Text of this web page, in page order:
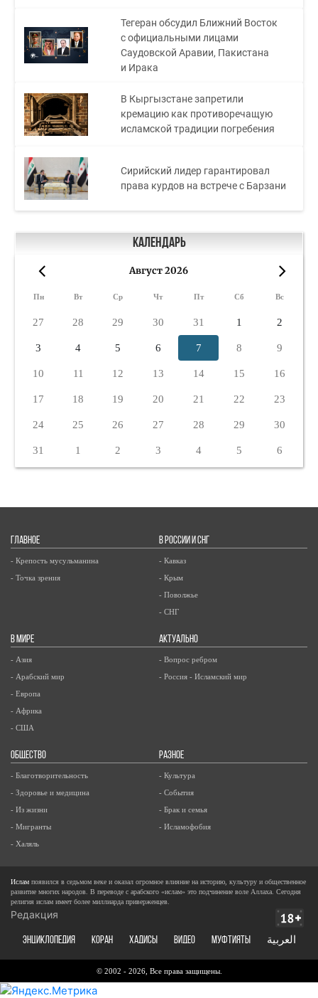
Тегеран обсудил Ближний Восток
с официальными лицами
Саудовской Аравии, Пакистана
и Ирака
В Кыргызстане запретили
кремацию как противоречащую
исламской традиции погребения
Сирийский лидер гарантировал
права курдов на встрече с Барзани
Календарь
Август 2026
Пн Вт Ср Чт Пт Сб Вс
27 28 29 30 31 1 2
3 4 5 6 7 8 9
10 11 12 13 14 15 16
17 18 19 20 21 22 23
24 25 26 27 28 29 30
31 1 2 3 4 5 6
ГЛАВНОЕ
- Крепость мусульманина
- Точка зрения
В РОССИИ И СНГ
- Кавказ
- Крым
- Поволжье
- СНГ
В МИРЕ
- Азия
- Арабский мир
- Европа
- Африка
- США
АКТУАЛЬНО
- Вопрос ребром
- Россия - Исламский мир
ОБЩЕСТВО
- Благотворительность
- Здоровье и медицина
- Из жизни
- Мигранты
- Халяль
РАЗНОЕ
- Культура
- События
- Брак и семья
- Исламофобия
Ислам появился в седьмом веке и оказал огромное влияние на историю, культуру и общественное
развитие многих народов. В переводе с арабского «ислам» это подчинение воле Аллаха. Сегодня
религия ислам имеет более миллиарда приверженцев.
Редакция
ЭНЦИКЛОПЕДИЯ КОРАН ХАДИСЫ ВИДЕО Муфтияты العربية
© 2002 - 2026, Все права защищены.